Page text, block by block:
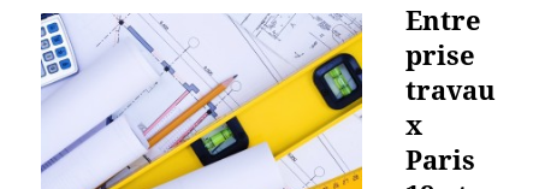
Entre
prise
travau
x
Paris